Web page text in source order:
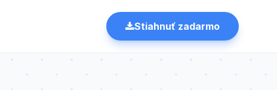
Stiahnuť zadarmo